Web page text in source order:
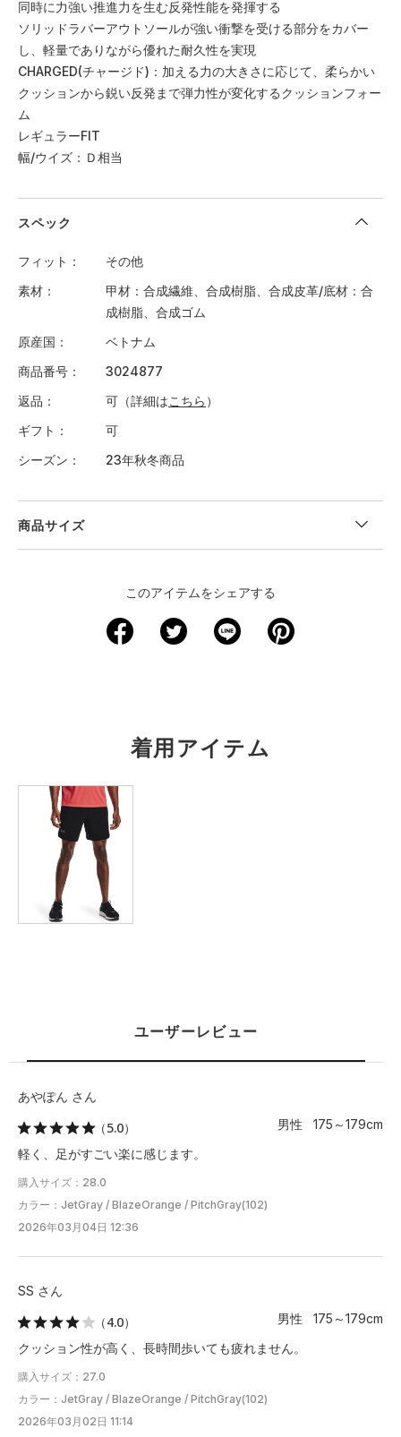
同時に力強い推進力を生む反発性能を発揮する
ソリッドラバーアウトソールが強い衝撃を受ける部分をカバー
し、軽量でありながら優れた耐久性を実現
CHARGED(チャージド)：加える力の大きさに応じて、柔らかい
クッションから鋭い反発まで弾力性が変化するクッションフォー
ム
レギュラーFIT
幅/ウイズ：Ｄ相当
スペック
フィット
その他
素材
甲材：合成繊維、合成樹脂、合成皮革/底材：合
成樹脂、合成ゴム
原産国
ベトナム
商品番号
3024877
返品
可（詳細はこちら ）
ギフト
可
シーズン
23年秋冬商品
商品サイズ
このアイテムをシェアする
着用アイテム
ユーザーレビュー
あやぽん さん
（5.0）
男性 175～179cm
軽く、足がすごい楽に感じます。
購入サイズ：28.0
カラー：JetGray / BlazeOrange / PitchGray(102)
2026年03月04日 12:36
SS さん
（4.0）
男性 175～179cm
クッション性が高く、長時間歩いても疲れません。
購入サイズ：27.0
カラー：JetGray / BlazeOrange / PitchGray(102)
2026年03月02日 11:14